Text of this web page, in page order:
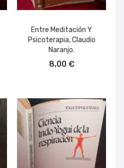
Entre Meditación Y
Psicoterapia, Claudio
Naranjo.
8,00 €